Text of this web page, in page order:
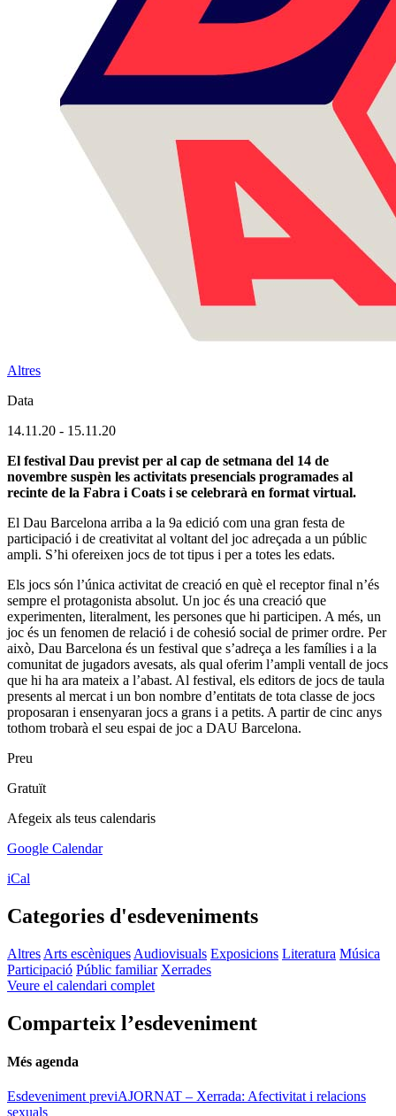
Altres
Data
14.11.20 - 15.11.20
El festival Dau previst per al cap de setmana del 14 de
novembre suspèn les activitats presencials programades al
recinte de la Fabra i Coats i se celebrarà en format virtual.
El Dau Barcelona arriba a la 9a edició com una gran festa de
participació i de creativitat al voltant del joc adreçada a un públic
ampli. S’hi ofereixen jocs de tot tipus i per a totes les edats.
Els jocs són l’única activitat de creació en què el receptor final n’és
sempre el protagonista absolut. Un joc és una creació que
experimenten, literalment, les persones que hi participen. A més, un
joc és un fenomen de relació i de cohesió social de primer ordre. Per
això, Dau Barcelona és un festival que s’adreça a les famílies i a la
comunitat de jugadors avesats, als qual oferim l’ampli ventall de jocs
que hi ha ara mateix a l’abast. Al festival, els editors de jocs de taula
presents al mercat i un bon nombre d’entitats de tota classe de jocs
proposaran i ensenyaran jocs a grans i a petits. A partir de cinc anys
tothom trobarà el seu espai de joc a DAU Barcelona.
Preu
Gratuït
Afegeix als teus calendaris
Google Calendar
iCal
Categories d'esdeveniments
Altres Arts escèniques Audiovisuals Exposicions Literatura Música
Participació Públic familiar Xerrades
Veure el calendari complet
Comparteix l’esdeveniment
Més agenda
Esdeveniment previAJORNAT – Xerrada: Afectivitat i relacions
sexuals